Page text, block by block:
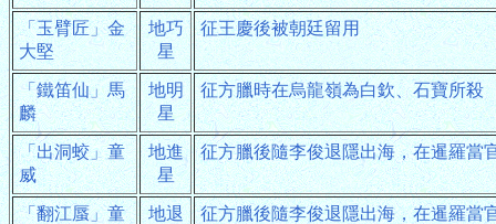
「玉臂匠」金
大堅
地巧
星
征王慶後被朝廷留用
「鐵笛仙」馬
麟
地明
星
征方臘時在烏龍嶺為白欽、石寶所殺
「出洞蛟」童
威
地進
星
征方臘後隨李俊退隱出海，在暹羅當
「翻江蜃」童
地退
征方臘後隨李俊退隱出海，在暹羅當